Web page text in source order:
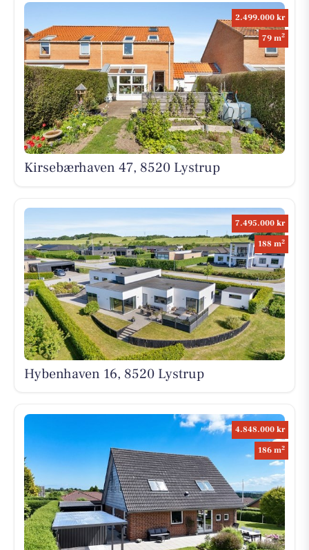
2.499.000 kr
79 m2
Kirsebærhaven 47, 8520 Lystrup
7.495.000 kr
188 m2
Hybenhaven 16, 8520 Lystrup
4.848.000 kr
186 m2